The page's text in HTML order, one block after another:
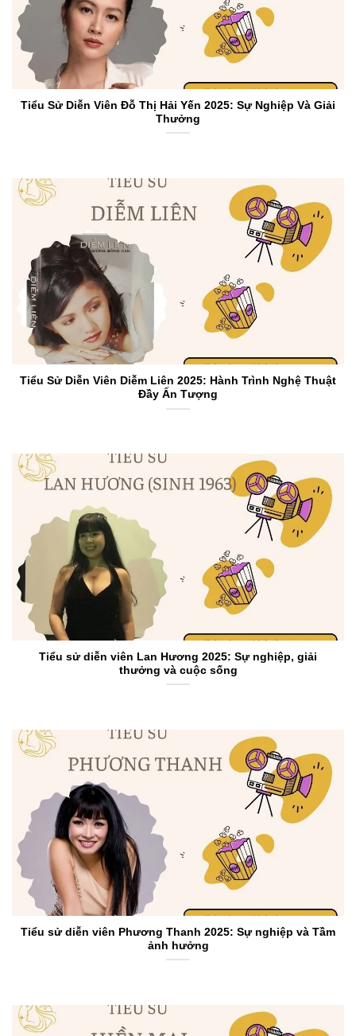
Tiểu Sử Diễn Viên Đỗ Thị Hải Yến 2025: Sự Nghiệp Và Giải
Thưởng
Tiểu Sử Diễn Viên Diễm Liên 2025: Hành Trình Nghệ Thuật
Đầy Ấn Tượng
Tiểu sử diễn viên Lan Hương 2025: Sự nghiệp, giải
thưởng và cuộc sống
Tiểu sử diễn viên Phương Thanh 2025: Sự nghiệp và Tầm
ảnh hưởng